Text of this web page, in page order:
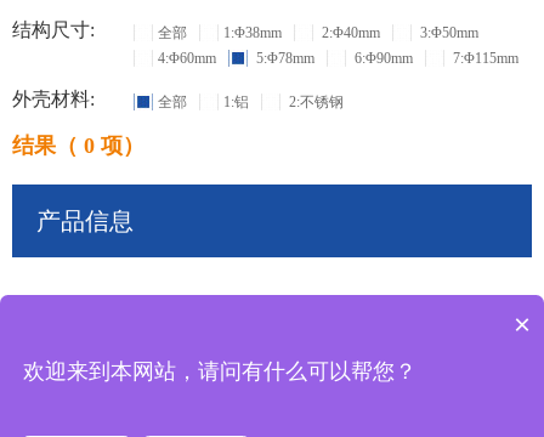
结构尺寸: 全部 1:Φ38mm 2:Φ40mm
3:Φ50mm
4:Φ60mm
5:Φ78mm 6:Φ90mm 7:Φ115mm
外壳材料: 全部 1:铝 2:不锈钢
结果（ 0 项）
产品信息
×
欢迎来到本网站，请问有什么可以帮您？